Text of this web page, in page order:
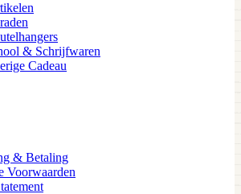
& Schrijfwaren
Cadeau
& Betaling
Voorwaarden